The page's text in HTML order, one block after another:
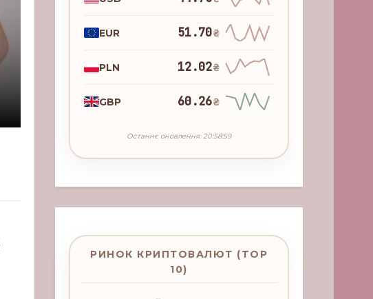
EUR 51.70₴
PLN 12.02₴
GBP 60.26₴
Останнє оновлення: 20:58:59
РИНОК КРИПТОВАЛЮТ (TOP
10)